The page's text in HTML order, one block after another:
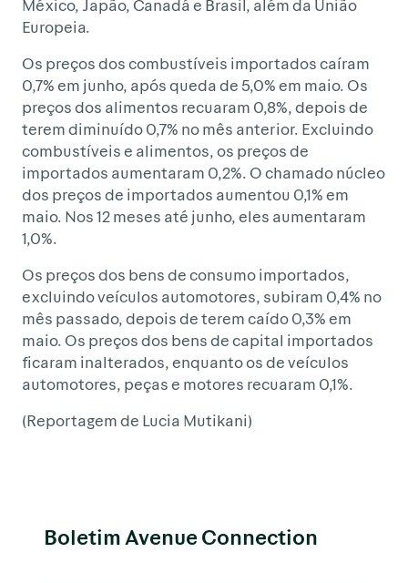
México, Japão, Canadá e Brasil, além da União
Europeia.
Os preços dos combustíveis importados caíram
0,7% em junho, após queda de 5,0% em maio. Os
preços dos alimentos recuaram 0,8%, depois de
terem diminuído 0,7% no mês anterior. Excluindo
combustíveis e alimentos, os preços de
importados aumentaram 0,2%. O chamado núcleo
dos preços de importados aumentou 0,1% em
maio. Nos 12 meses até junho, eles aumentaram
1,0%.
Os preços dos bens de consumo importados,
excluindo veículos automotores, subiram 0,4% no
mês passado, depois de terem caído 0,3% em
maio. Os preços dos bens de capital importados
ficaram inalterados, enquanto os de veículos
automotores, peças e motores recuaram 0,1%.
(Reportagem de Lucia Mutikani)
Boletim Avenue Connection